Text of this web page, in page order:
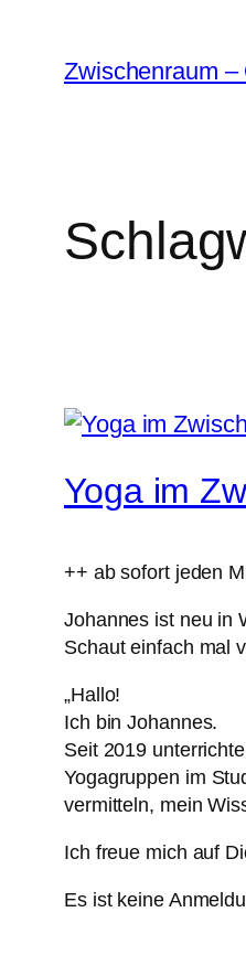
Inhalt
springen
Zwischenraum
Yoga im
++ ab sofort jeden
Johannes ist neu in
Schaut einfach mal
„Hallo!
Ich bin Johannes.
Seit 2019
Yogagruppen im
vermitteln, mein
Ich freue mich auf
Es ist keine